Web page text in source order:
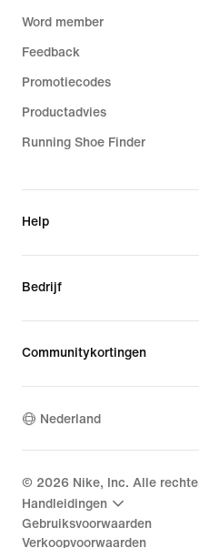
Word member
Feedback
Promotiecodes
Productadvies
Running Shoe Finder
Help
Bedrijf
Communitykortingen
Nederland
© 2026 Nike, Inc. Alle
Handleidingen
Gebruiksvoorwaarden
Verkoopvoorwaarden